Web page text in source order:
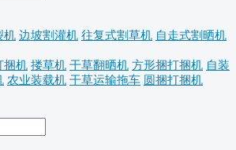
机 边坡割灌机 往复式割草机 自走式割晒机
捆机 搂草机 干草翻晒机 方形捆打捆机 自装
农业装载机 干草运输拖车 圆捆打捆机